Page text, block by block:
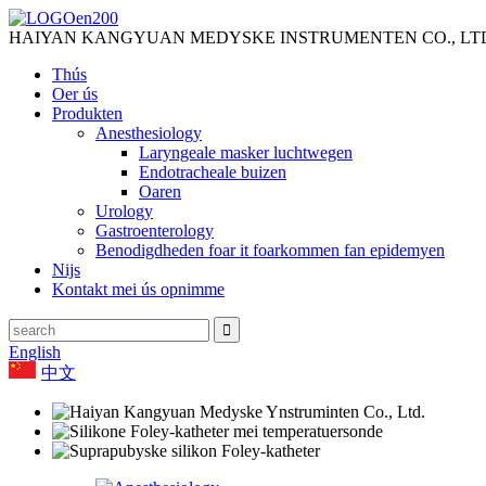
HAIYAN KANGYUAN MEDYSKE INSTRUMENTEN CO.,
Thús
Oer ús
Produkten
Anesthesiology
Laryngeale masker luchtwegen
Endotracheale buizen
Oaren
Urology
Gastroenterology
Benodigdheden foar it foarkommen fan epidemyen
Nijs
Kontakt mei ús opnimme
English
中文